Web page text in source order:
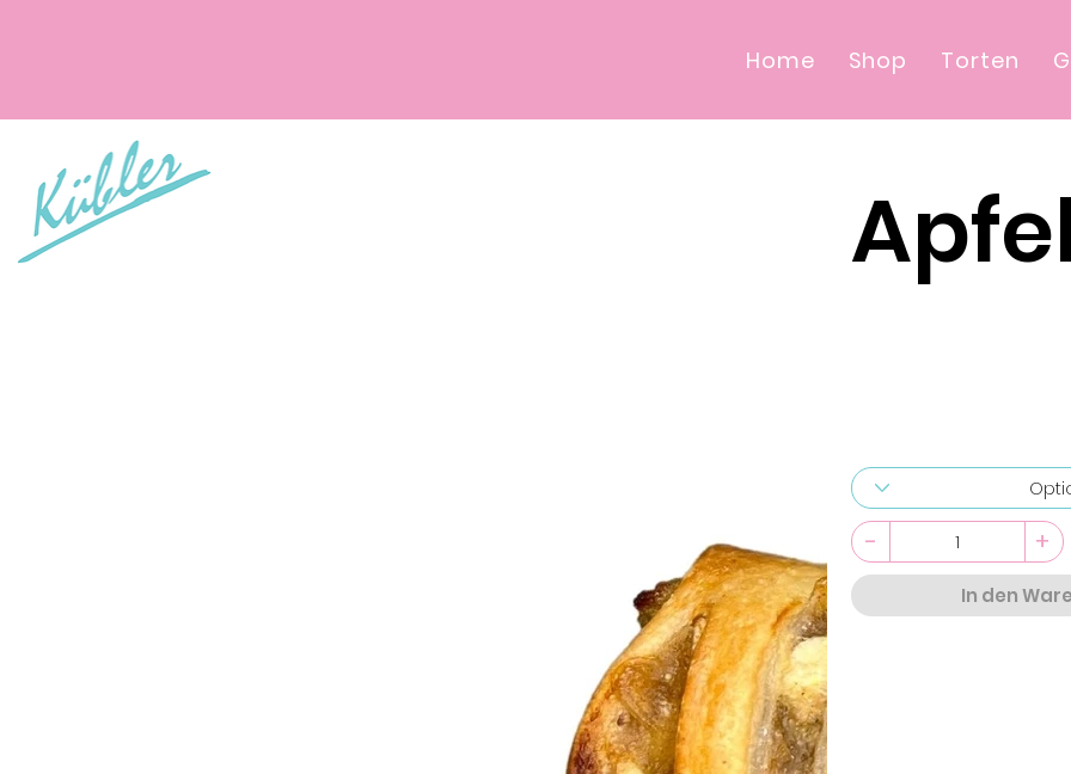
Home Shop Torten
In den
- +